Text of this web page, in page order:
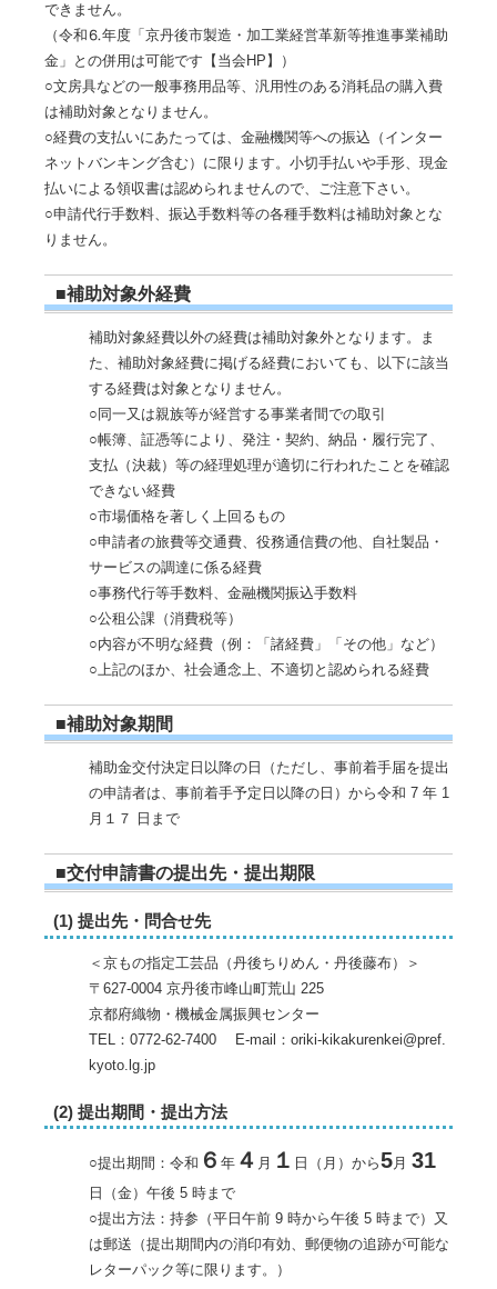
できません。
（令和⒍年度「京丹後市製造・加工業経営革新等推進事業補助
金」との併用は可能です【当会HP】）
○文房具などの一般事務用品等、汎用性のある消耗品の購入費
は補助対象となりません。
○経費の支払いにあたっては、金融機関等への振込（インター
ネットバンキング含む）に限ります。小切手払いや手形、現金
払いによる領収書は認められませんので、ご注意下さい。
○申請代行手数料、振込手数料等の各種手数料は補助対象とな
りません。
■補助対象外経費
補助対象経費以外の経費は補助対象外となります。ま
た、補助対象経費に掲げる経費においても、以下に該当
する経費は対象となりません。
○同一又は親族等が経営する事業者間での取引
○帳簿、証憑等により、発注・契約、納品・履行完了、
支払（決裁）等の経理処理が適切に行われたことを確認
できない経費
○市場価格を著しく上回るもの
○申請者の旅費等交通費、役務通信費の他、自社製品・
サービスの調達に係る経費
○事務代行等手数料、金融機関振込手数料
○公租公課（消費税等）
○内容が不明な経費（例：「諸経費」「その他」など）
○上記のほか、社会通念上、不適切と認められる経費
■補助対象期間
補助金交付決定日以降の日（ただし、事前着手届を提出
の申請者は、事前着手予定日以降の日）から令和 7 年 1
月１７ 日まで
■交付申請書の提出先・提出期限
(1) 提出先・問合せ先
＜京もの指定工芸品（丹後ちりめん・丹後藤布）＞
〒627-0004 京丹後市峰山町荒山 225
京都府織物・機械金属振興センター
TEL：0772-62-7400 E-mail：oriki-kikakurenkei@pref.
kyoto.lg.jp
(2) 提出期間・提出方法
○提出期間：令和 ６ 年 ４ 月 １ 日（月）から5月 31
日（金）午後 5 時まで
○提出方法：持参（平日午前 9 時から午後 5 時まで）又
は郵送（提出期間内の消印有効、郵便物の追跡が可能な
レターパック等に限ります。）